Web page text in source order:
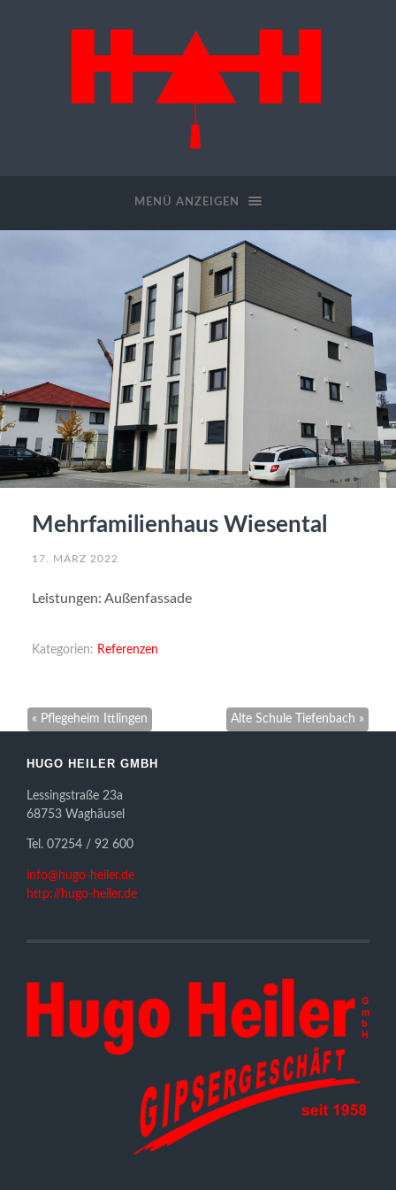
MENÜ ANZEIGEN
Mehrfamilienhaus Wiesental
17. MÄRZ 2022
Leistungen: Außenfassade
Kategorien: Referenzen
« Pflegeheim Ittlingen Alte Schule Tiefenbach »
HUGO HEILER GMBH
Lessingstraße 23a
68753 Waghäusel
Tel. 07254 / 92 600
info@hugo-heiler.de
http://hugo-heiler.de